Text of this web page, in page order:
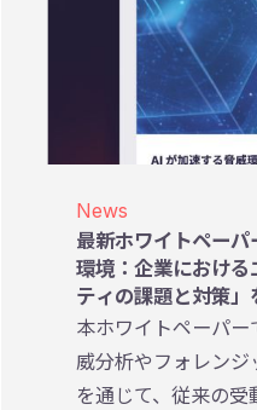
News
最新ホワイトペー
環境：企業における
ティの課題と対策」
本ホワイトペーパ
威分析やフォレン
を通じて、従来の受